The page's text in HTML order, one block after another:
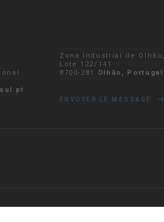
Zona Industrial de Olhão,
Lote 122/141
8700-281 Olhão, Portugal
ENVOYER LE MESSAGE